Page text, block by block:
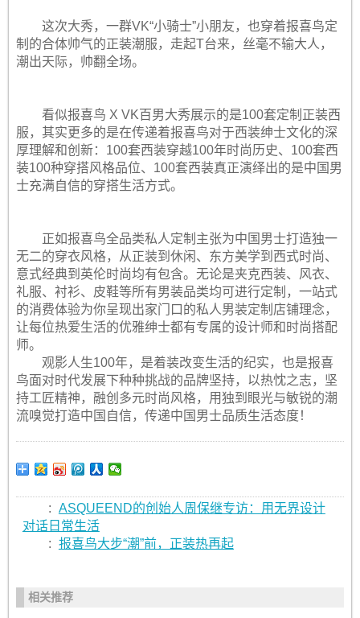
这次大秀，一群VK“小骑士”小朋友，也穿着报喜鸟定
制的合体帅气的正装潮服，走起T台来，丝毫不输大人，
潮出天际，帅翻全场。
看似报喜鸟 X VK百男大秀展示的是100套定制正装西
服，其实更多的是在传递着报喜鸟对于西装绅士文化的深
厚理解和创新：100套西装穿越100年时尚历史、100套西
装100种穿搭风格品位、100套西装真正演绎出的是中国男
士充满自信的穿搭生活方式。
正如报喜鸟全品类私人定制主张为中国男士打造独一
无二的穿衣风格，从正装到休闲、东方美学到西式时尚、
意式经典到英伦时尚均有包含。无论是夹克西装、风衣、
礼服、衬衫、皮鞋等所有男装品类均可进行定制，一站式
的消费体验为你呈现出家门口的私人男装定制店铺理念，
让每位热爱生活的优雅绅士都有专属的设计师和时尚搭配
师。
观影人生100年，是着装改变生活的纪实，也是报喜
鸟面对时代发展下种种挑战的品牌坚持，以热忱之志，坚
持工匠精神，融创多元时尚风格，用独到眼光与敏锐的潮
流嗅觉打造中国自信，传递中国男士品质生活态度！
: ASQUEEND的创始人周保继专访：用无界设计
对话日常生活
: 报喜鸟大步“潮”前，正装热再起
相关推荐